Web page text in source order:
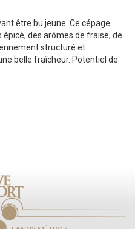
être bu jeune. Ce cépage
des arômes de fraise, de
structuré et
belle fraîcheur. Potentiel de